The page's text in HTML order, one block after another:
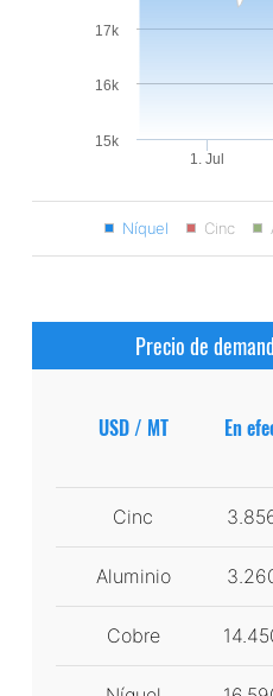
1. Jul
15k
16k
17k
Níquel Cinc
Precio de
USD / MT En
Cinc
Aluminio
Cobre